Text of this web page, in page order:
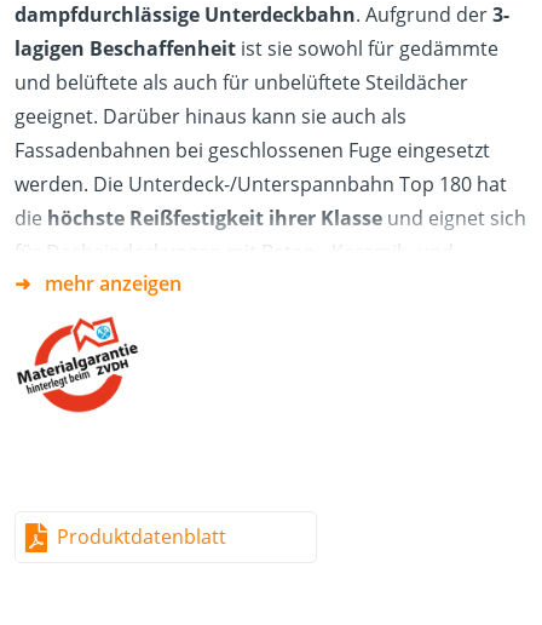
dampfdurchlässige Unterdeckbahn. Aufgrund der3-
lagigen Beschaffenheit ist sie sowohl für gedämmte
und belüftete als auch für unbelüftete Steildächer
geeignet. Darüber hinaus kann sie auch als
Fassadenbahnen bei geschlossenen Fuge eingesetzt
werden. Die Unterdeck-/Unterspannbahn Top 180 hat
die höchste Reißfestigkeit ihrer Klasse und eignet sich
für Dacheindeckungen mit Beton-, Keramik- und
Metalldachpfannen sowie für Dacheindeckungen mit
Metallblechen und Naturschiefer. Das Produkt
direkt auf der Wärmedämmung angebracht werden
sodass ein Belüftungsschlitz zwischen Bahn und
Wärmedämmung (Mineralwolle, Glasfaser) bei der
Hinterlegt beim ZVDH im Produktdatenblatt unter
mehr anzeigen
Produktdatenblatt